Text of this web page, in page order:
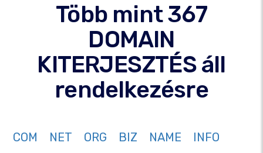
Több mint 367
DOMAIN
KITERJESZTÉS áll
rendelkezésre
COM NET ORG BIZ NAME
INFO